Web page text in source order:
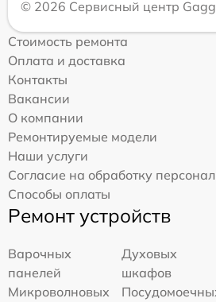
© 2026 Сервисный центр
Стоимость ремонта
Оплата и доставка
Контакты
Вакансии
О компании
Ремонтируемые модели
Наши услуги
Согласие на обработку
Способы оплаты
Ремонт устройств
Варочных
панелей
Духовых
шкафов
Микроволновых